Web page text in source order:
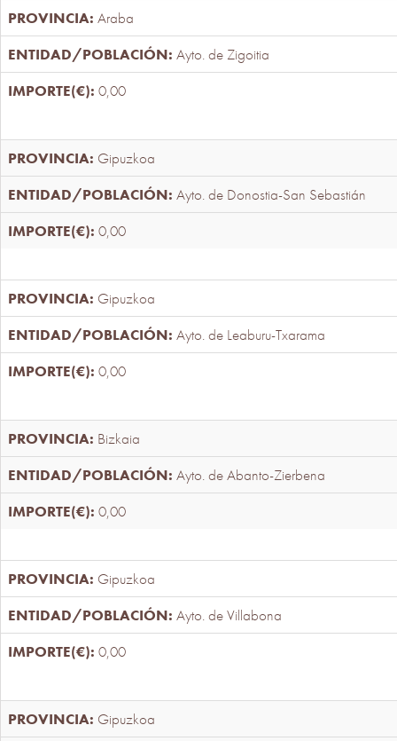
Araba
Ayto. de Zigoitia
0,00
Gipuzkoa
Ayto. de Donostia-San Sebastián
0,00
Gipuzkoa
Ayto. de Leaburu-Txarama
0,00
Bizkaia
Ayto. de Abanto-Zierbena
0,00
Gipuzkoa
Ayto. de Villabona
0,00
Gipuzkoa